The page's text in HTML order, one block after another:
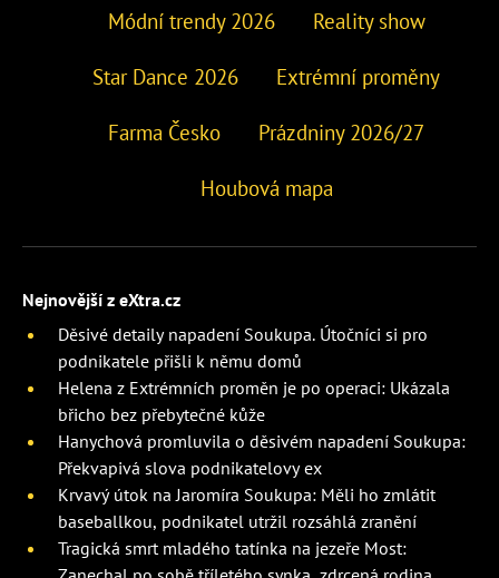
Módní trendy 2026 Reality show
Star Dance 2026 Extrémní proměny
Farma Česko Prázdniny 2026/27
Houbová mapa
Nejnovější z eXtra.cz
Děsivé detaily napadení Soukupa. Útočníci si pro
podnikatele přišli k němu domů
Helena z Extrémních proměn je po operaci: Ukázala
břicho bez přebytečné kůže
Hanychová promluvila o děsivém napadení Soukupa:
Překvapivá slova podnikatelovy ex
Krvavý útok na Jaromíra Soukupa: Měli ho zmlátit
baseballkou, podnikatel utržil rozsáhlá zranění
Tragická smrt mladého tatínka na jezeře Most: